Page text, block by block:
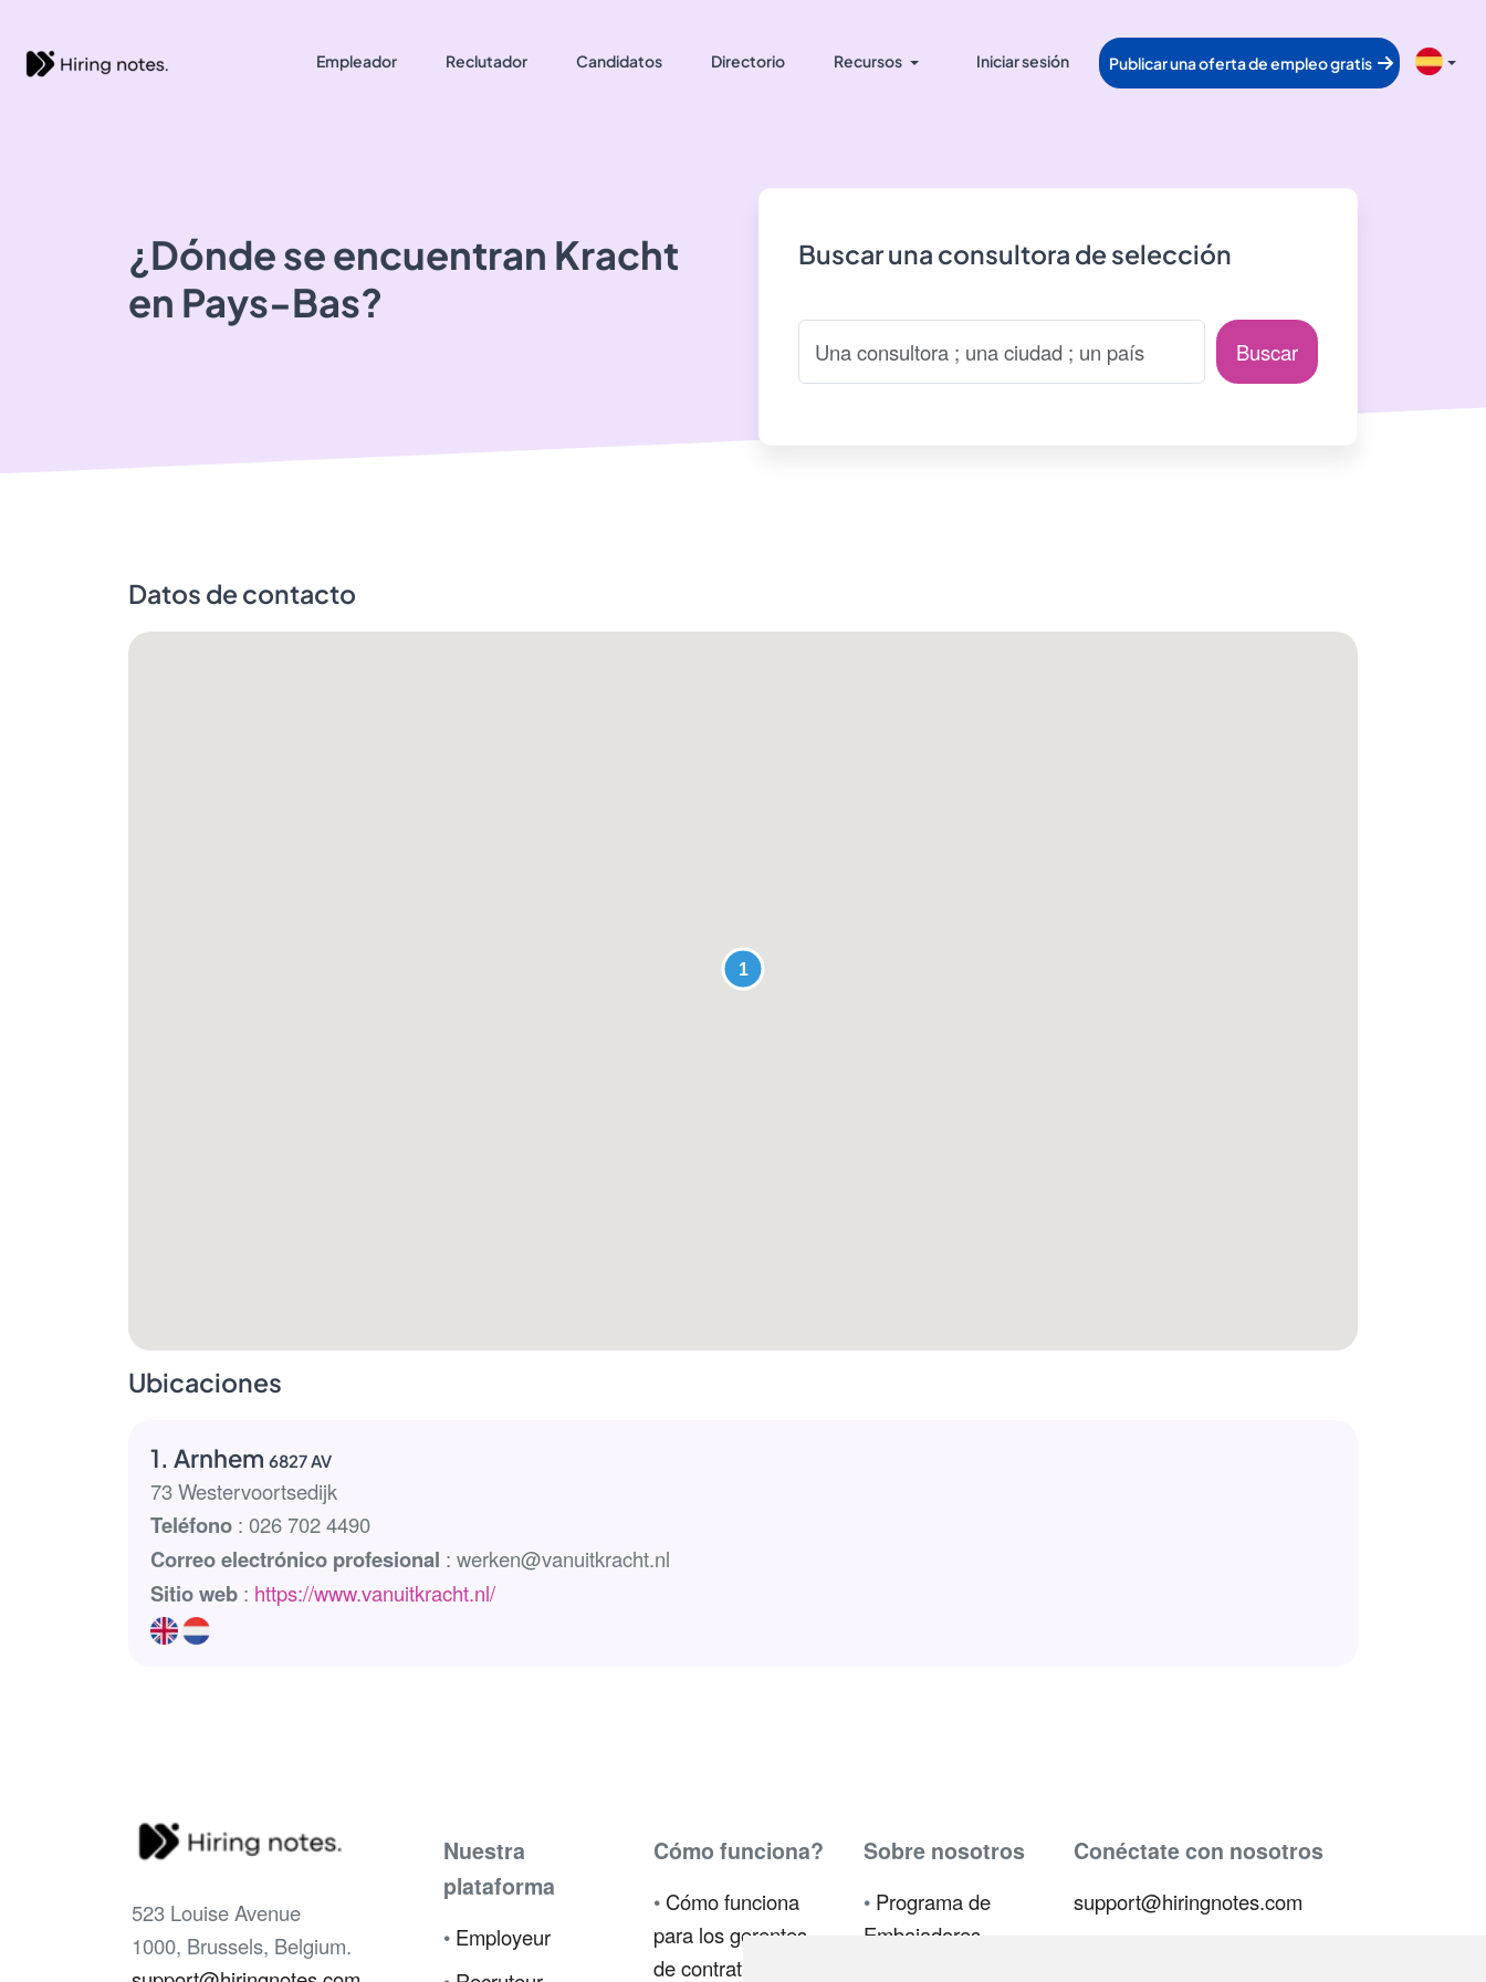
Empleador Reclutador Candidatos Directorio Recursos Iniciar sesión Publicar una oferta de empleo gratis
¿Dónde se encuentran Kracht
en Pays-Bas?
Buscar una consultora de selección
Buscar
Datos de contacto
Ubicaciones
1. Arnhem 6827 AV
73 Westervoortsedijk
Teléfono: 026 702 4490
Correo electrónico profesional : werken@vanuitkracht.nl
Sitio web: https://www.vanuitkracht.nl/
523 Louise Avenue
1000, Brussels, Belgium.
Nuestra
plataforma
• Employeur
Cómo funciona?
• Cómo funciona
para los gerentes
de contratación
Sobre nosotros
• Programa de
Embajadores
Conéctate con nosotros
support@hiringnotes.com